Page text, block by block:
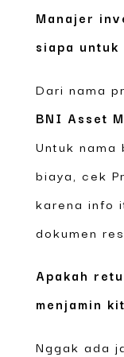
Manajer
siapa
Dari nama
BNI Asset
Untuk
biaya, cek
karena info
dokumen
Apakah
menjamin
Nggak ada